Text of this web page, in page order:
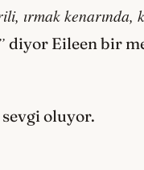
ırmak
diyor Eileen bir
oluyor.